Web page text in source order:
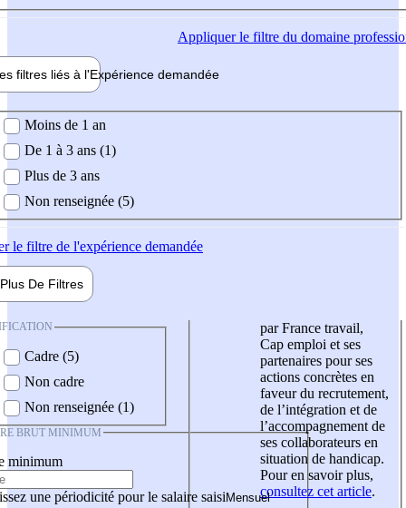
Appliquerle filtre du domaine
filtres liés à l'Expérience demandée
demandée
Moins de 1 an
De 1 à 3 ans (1)
Plus de 3 ans
Non renseignée (5)
le filtre de l'expérience demandée
Plus De Filtres
Cadre (5)
Non cadre
Non renseignée (1)
BRUT MINIMUM
minimum
une périodicité pour le salaire saisi
par France travail,
Cap emploi et ses
partenaires pour ses
actions concrètes en
faveur du recrutement,
de l’intégration et de
l’accompagnement de
ses collaborateurs en
situation de handicap.
Pour en savoir plus,
consultez cet article.